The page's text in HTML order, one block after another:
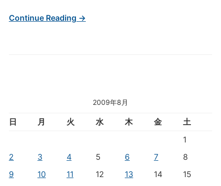
2009年8月
日 月 火 水 木 金
土
1
2
3 4 5 6 7
8
9
10 11 12 13 14
15
Continue Reading →